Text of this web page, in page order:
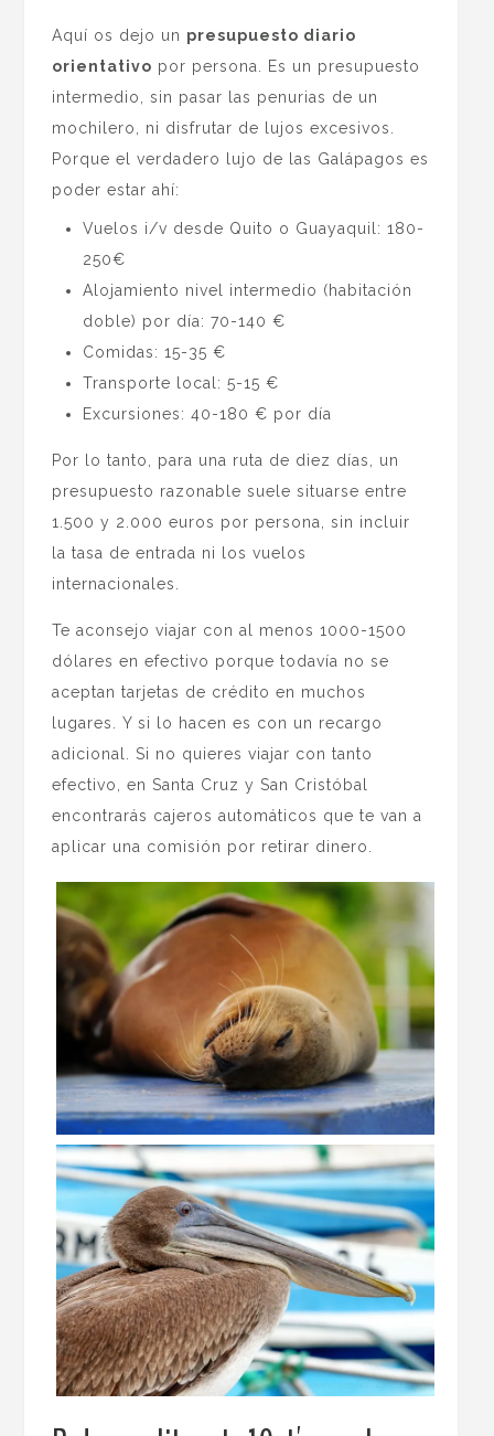
Aquí os dejo un presupuesto diario
orientativo por persona. Es un presupuesto
intermedio, sin pasar las penurias de un
mochilero, ni disfrutar de lujos excesivos.
Porque el verdadero lujo de las Galápagos es
poder estar ahí:
Vuelos i/v desde Quito o Guayaquil: 180-
250€
Alojamiento nivel intermedio (habitación
doble) por día: 70-140 €
Comidas: 15-35 €
Transporte local: 5-15 €
Excursiones: 40-180 € por día
Por lo tanto, para una ruta de diez días, un
presupuesto razonable suele situarse entre
1.500 y 2.000 euros por persona, sin incluir
la tasa de entrada ni los vuelos
internacionales.
Te aconsejo viajar con al menos 1000-1500
dólares en efectivo porque todavía no se
aceptan tarjetas de crédito en muchos
lugares. Y si lo hacen es con un recargo
adicional. Si no quieres viajar con tanto
efectivo, en Santa Cruz y San Cristóbal
encontrarás cajeros automáticos que te van a
aplicar una comisión por retirar dinero.